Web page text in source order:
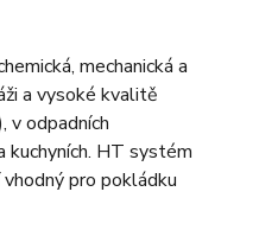
mechanická a
a vysoké kvalitě
v odpadních
kuchyních. HT systém
pro pokládku